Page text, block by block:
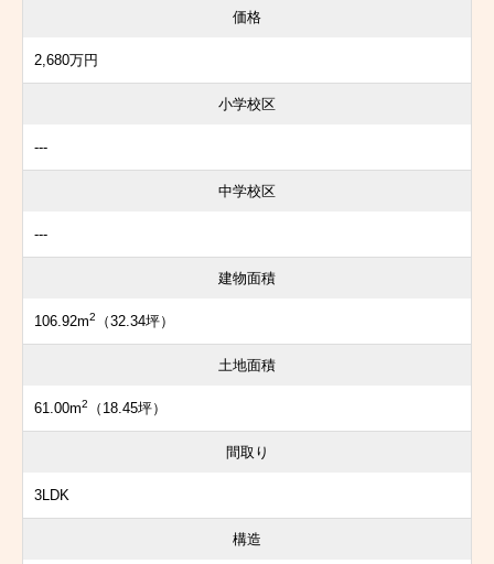
価格
2,680万円
小学校区
---
中学校区
---
建物面積
106.92m2 （32.34坪）
土地面積
61.00m2 （18.45坪）
間取り
3LDK
構造